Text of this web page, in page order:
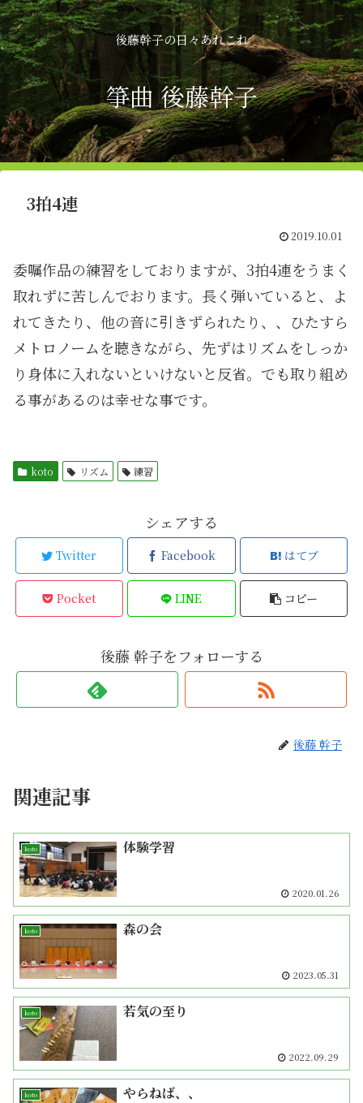
後藤幹子の日々あれこれ
箏曲 後藤幹子
3拍4連
2019.10.01
委嘱作品の練習をしておりますが、3拍4連をうまく
取れずに苦しんでおります。長く弾いていると、よ
れてきたり、他の音に引きずられたり、、ひたすら
メトロノームを聴きながら、先ずはリズムをしっか
り身体に入れないといけないと反省。でも取り組め
る事があるのは幸せな事です。
koto リズム 練習
シェアする
Twitter Facebook はてブ
Pocket LINE コピー
後藤 幹子をフォローする
後藤 幹子
関連記事
koto 体験学習
2020.01.26
koto 森の会
2023.05.31
koto 若気の至り
2022.09.29
koto やらねば、、